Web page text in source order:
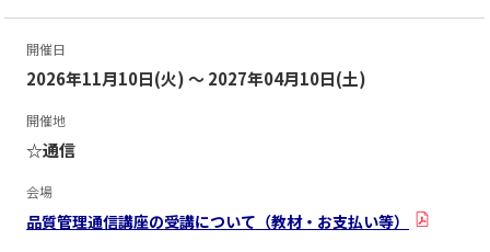
開催日
2026年11月10日(火) ～ 2027年04月10日(土)
開催地
☆通信
会場
品質管理通信講座の受講について（教材・お支払い等）